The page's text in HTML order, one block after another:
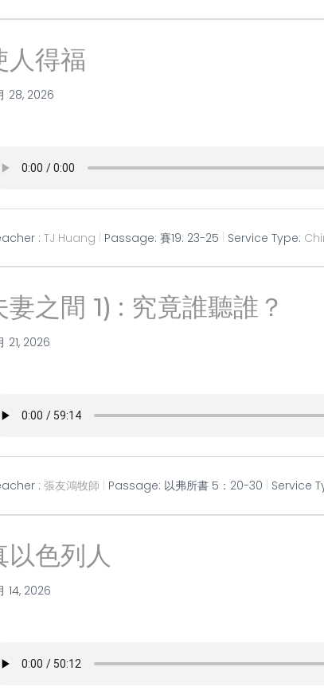
人得福
28, 2026
: TJ Huang Passage: 賽19: 23-25 Service Type:
妻之間 1) : 究竟誰聽誰？
21, 2026
: 張友鴻牧師 Passage: 以弗所書 5：20-30 Service
以色列人
14, 2026